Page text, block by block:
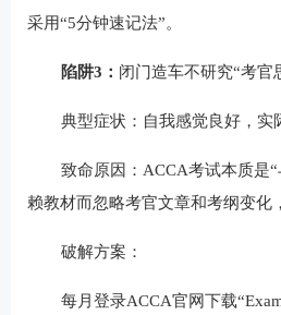
采用“5分钟速记法”。
陷阱3： 闭门造车不研究“考官
典型症状：自我感觉良好，实
致命原因：ACCA考试本质是
赖教材而忽略考官文章和考纲变化
破解方案：
每月登录ACCA官网下载